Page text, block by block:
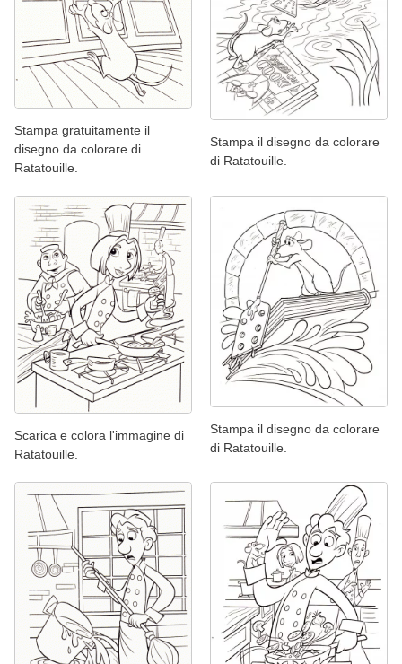
Stampa gratuitamente il
disegno da colorare di
Ratatouille.
Stampa il disegno da colorare
di Ratatouille.
Scarica e colora l'immagine di
Ratatouille.
Stampa il disegno da colorare
di Ratatouille.